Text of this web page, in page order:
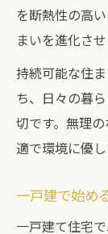
を断熱性の高
まいを進化さ
持続可能な住
ち、日々の暮
切です。無理
適で環境に優し
一戸建で始め
一戸建て住宅